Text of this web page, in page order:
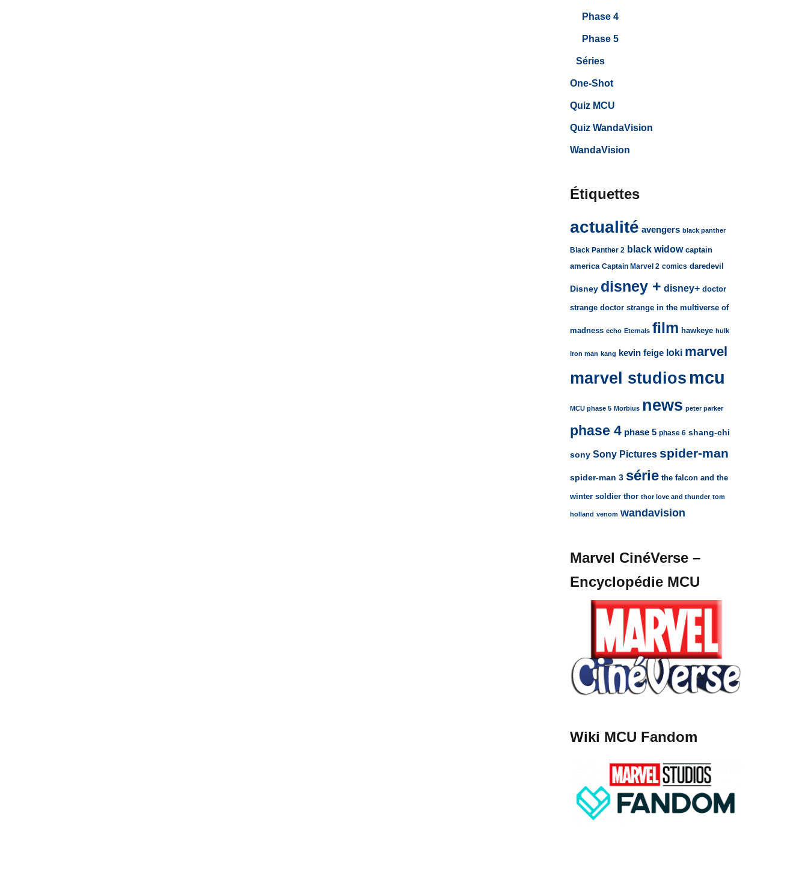
Phase 4
Phase 5
Séries
One-Shot
Quiz MCU
Quiz WandaVision
WandaVision
Étiquettes
actualité avengers black panther
Black Panther 2 black widow captain
america Captain Marvel 2 comics daredevil
Disney disney + disney+ doctor
strange doctor strange in the multiverse of
madness echo Eternals film hawkeye hulk
iron man kang kevin feige loki marvel
marvel studios mcu
MCU phase 5 Morbius news peter parker
phase 4 phase 5 phase 6 shang-chi
sony Sony Pictures spider-man
spider-man 3 série the falcon and the
winter soldier thor thor love and thunder tom
holland venom wandavision
Marvel CinéVerse –
Encyclopédie MCU
Wiki MCU Fandom